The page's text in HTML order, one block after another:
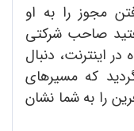
مجوز را به او
صاحب شرکتی
اینترنت، دنبال
که مسیرهای
را به شما نشان